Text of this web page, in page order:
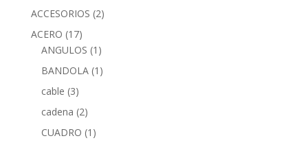
ACCESORIOS (2)
ACERO (17)
ANGULOS (1)
BANDOLA (1)
cable (3)
cadena (2)
CUADRO (1)